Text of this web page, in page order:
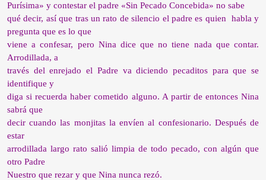
Purísima» y contestar el padre «Sin Pecado Concebida» no sabe
qué decir, así que tras un rato de silencio el padre es quien
habla y
pregunta que es lo que
viene a confesar, pero Nina dice que no tiene nada que contar.
Arrodillada, a
través del enrejado el Padre va diciendo pecaditos para que se
identifique y
diga si recuerda haber cometido alguno. A partir de entonces Nina
sabrá que
decir cuando las monjitas la envíen al confesionario. Después de
estar
arrodillada largo rato salió limpia de todo pecado, con algún que
otro Padre
Nuestro que rezar y que Nina nunca rezó.